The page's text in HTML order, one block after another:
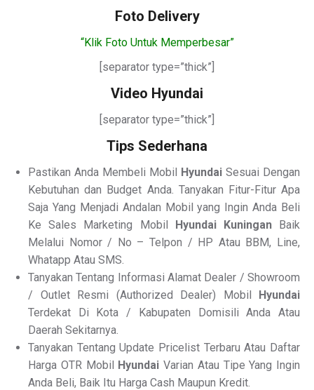
Foto Delivery
“Klik Foto Untuk Memperbesar”
[separator type=”thick”]
Video Hyundai
[separator type=”thick”]
Tips Sederhana
Pastikan Anda Membeli Mobil Hyundai Sesuai Dengan
Kebutuhan dan Budget Anda. Tanyakan Fitur-Fitur Apa
Saja Yang Menjadi Andalan Mobil yang Ingin Anda Beli
Ke Sales Marketing Mobil Hyundai KuninganBaik
Melalui Nomor / No – Telpon / HP Atau BBM, Line,
Whatapp Atau SMS.
Tanyakan Tentang Informasi Alamat Dealer / Showroom
/ Outlet Resmi (Authorized Dealer) Mobil Hyundai
Terdekat Di Kota / Kabupaten Domisili Anda Atau
Daerah Sekitarnya.
Tanyakan Tentang Update Pricelist Terbaru Atau Daftar
Harga OTR Mobil Hyundai Varian Atau Tipe Yang Ingin
Anda Beli, Baik Itu Harga Cash Maupun Kredit.